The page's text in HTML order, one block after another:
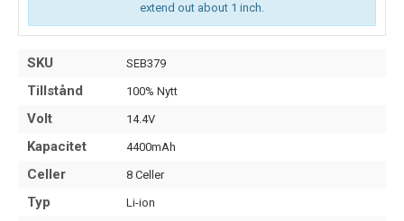
extend out about 1 inch.
SKU SEB379
Tillstånd 100% Nytt
Volt 14.4V
Kapacitet 4400mAh
Celler 8 Celler
Typ Li-ion